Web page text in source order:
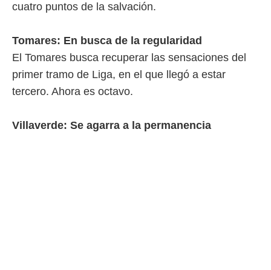
cuatro puntos de la salvación.
Tomares: En busca de la regularidad
El Tomares busca recuperar las sensaciones del
primer tramo de Liga, en el que llegó a estar
tercero. Ahora es octavo.
Villaverde: Se agarra a la permanencia